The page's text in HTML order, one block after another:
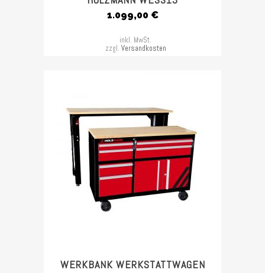
1.099,00 €
inkl. MwSt.
zzgl. Versandkosten
WERKBANK WERKSTATTWAGEN